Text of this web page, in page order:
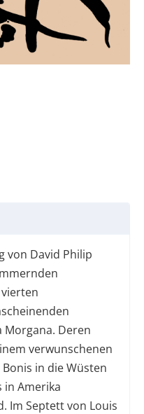
von David Philip
Morgana. Deren
verwunschenen
in die Wüsten
in Amerika
Im Septett von Louis